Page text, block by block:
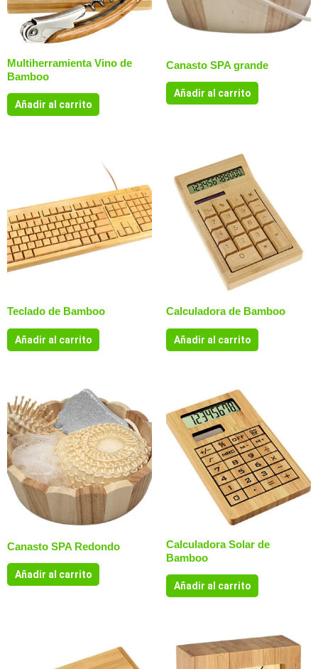
Multiherramienta Vino de
Bamboo
Añadir al carrito
Canasto SPA grande
Añadir al carrito
Teclado de Bamboo
Añadir al carrito
Calculadora de Bamboo
Añadir al carrito
Canasto SPA Redondo
Añadir al carrito
Calculadora Solar de
Bamboo
Añadir al carrito